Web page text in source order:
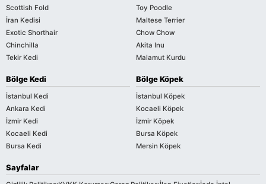
Scottish Fold
İran Kedisi
Exotic Shorthair
Chinchilla
Tekir Kedi
Toy Poodle
Maltese Terrier
Chow Chow
Akita Inu
Malamut Kurdu
Bölge Kedi
İstanbul Kedi
Ankara Kedi
İzmir Kedi
Kocaeli Kedi
Bursa Kedi
Bölge Köpek
İstanbul Köpek
Kocaeli Köpek
İzmir Köpek
Bursa Köpek
Mersin Köpek
Sayfalar